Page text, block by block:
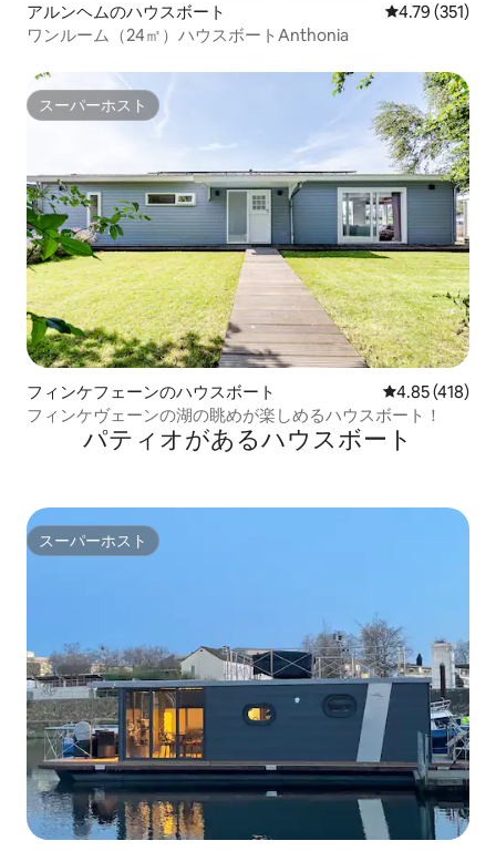
アルンヘムのハウスボート レビュー351
4.79 (351)
ワンルーム（24㎡）ハウスボートAnthonia
スーパーホスト
スーパーホスト
フィンケフェーンのハウスボート レビュー418
4.85 (418)
フィンケヴェーンの湖の眺めが楽しめるハウスボート！
パティオがあるハウスボート
スーパーホスト
スーパーホスト